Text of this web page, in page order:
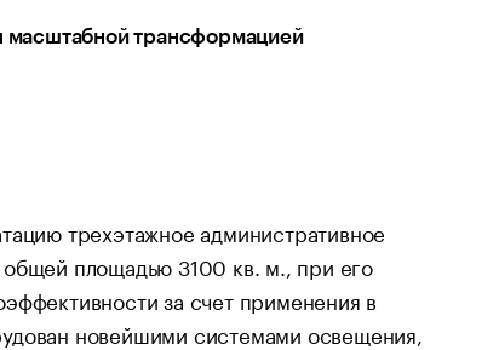
масштабной трансформацией
трехэтажное административное
площадью 3100 кв. м., при его
за счет применения в
новейшими системами освещения,